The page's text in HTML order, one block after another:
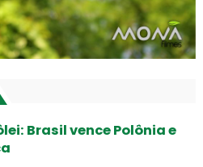
Brasil vence Polônia e